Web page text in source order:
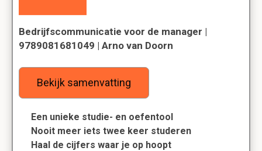
Bedrijfscommunicatie voor de manager |
9789081681049 | Arno van Doorn
Bekijk samenvatting
Een unieke studie- en oefentool
Nooit meer iets twee keer studeren
Haal de cijfers waar je op hoopt